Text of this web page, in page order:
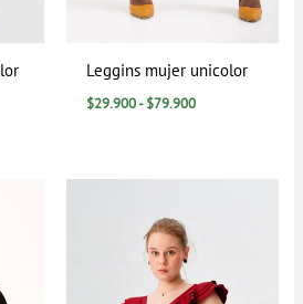
Leggins mujer unicolor
$29.900- $79.900